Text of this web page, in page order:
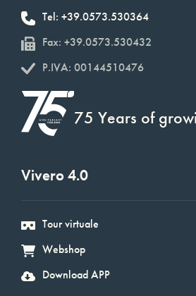
Tel: +39.0573.530364
Fax: +39.0573.530432
P.IVA: 00144510476
75 Years of
Vivero 4.0
Tour virtuale
Webshop
Download APP